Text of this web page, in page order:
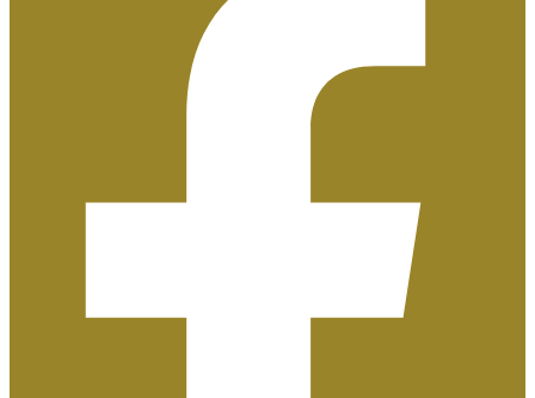
Certificados de Profesionalidad